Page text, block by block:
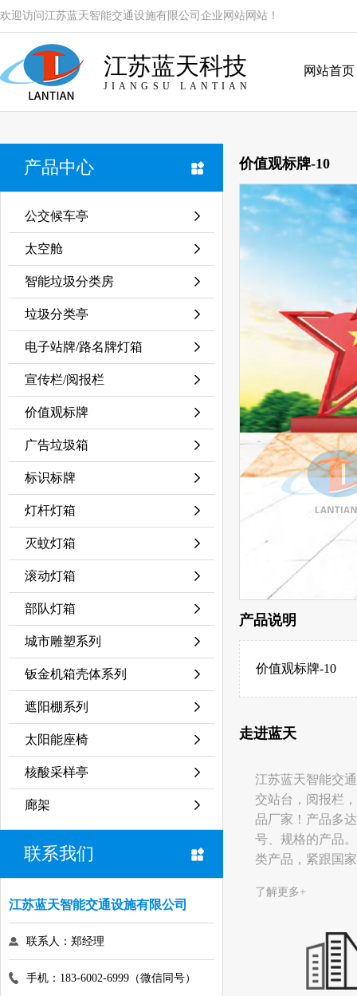
欢迎访问江苏蓝天智能交通设施有限公司企业网站网站！
江苏蓝天科技
JIANGSU LANTIAN
网站首页
产品中心
公交候车亭
太空舱
智能垃圾分类房
垃圾分类亭
电子站牌/路名牌灯箱
宣传栏/阅报栏
价值观标牌
广告垃圾箱
标识标牌
灯杆灯箱
灭蚊灯箱
滚动灯箱
部队灯箱
城市雕塑系列
钣金机箱壳体系列
遮阳棚系列
太阳能座椅
核酸采样亭
廊架
联系我们
江苏蓝天智能交通设施有限公司
联系人：郑经理
手机：183-6002-6999（微信同号）
价值观标牌-10
产品说明
价值观标牌-10
走进蓝天
江苏蓝天智能交
交站台，阅报栏
品厂家！产品多
号、规格的产品
类产品，紧跟国
了解更多+